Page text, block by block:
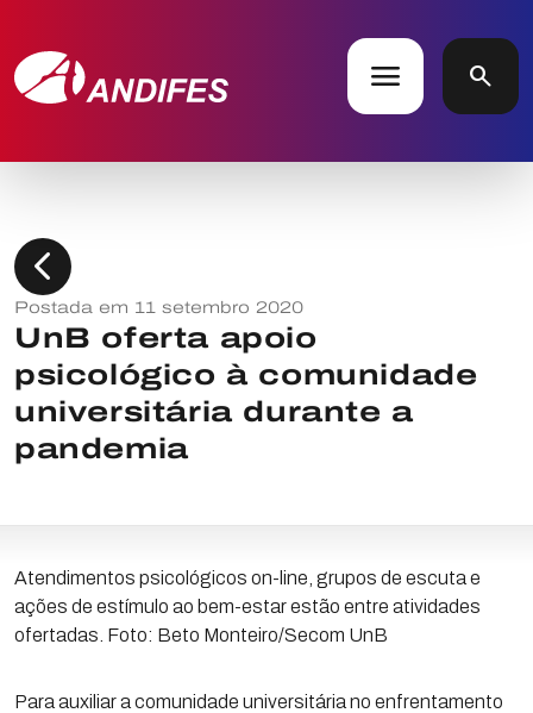
menu search
chevron_left
Postada em 11 setembro 2020
UnB oferta apoio
psicológico à comunidade
universitária durante a
pandemia
Atendimentos psicológicos on-line, grupos de escuta e
ações de estímulo ao bem-estar estão entre atividades
ofertadas. Foto: Beto Monteiro/Secom UnB
Para auxiliar a comunidade universitária no enfrentamento